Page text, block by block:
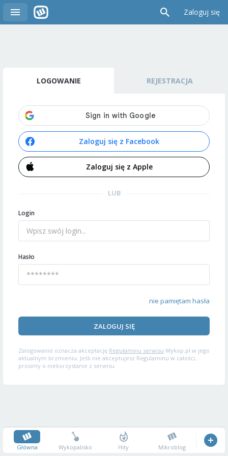
Zaloguj się
LOGOWANIE REJESTRACJA
Zaloguj się z Facebook
Zaloguj się z Apple
LUB
Login
Hasło
nie pamiętam hasła
ZALOGUJ SIĘ
Zalogowanie oznacza akceptację Regulaminu serwisu Wykop.pl w jego
aktualnym brzmieniu. Jeśli nie akceptujesz Regulaminu w całości,
prosimy o niekorzystanie z serwisu.
Główna Wykopalisko Hity Mikroblog